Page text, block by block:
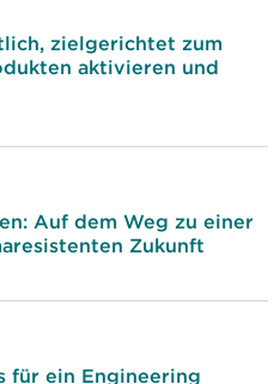
zielgerichtet zum
aktivieren und
Auf dem Weg zu einer
Zukunft
für ein Engineering